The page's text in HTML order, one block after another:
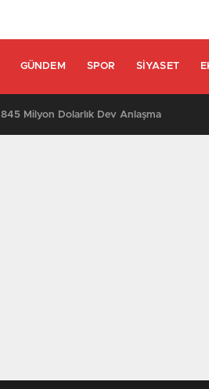
GÜNDEM SPOR SIYASET
845 Milyon Dolarlık Dev Anlaşma